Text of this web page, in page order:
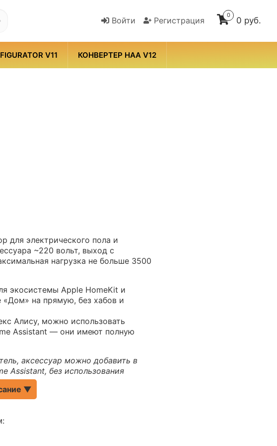
Войти Регистрация
0
0 руб.
V11 КОНВЕРТЕР HAA V12
для электрического пола и
~220 вольт, выход с
нагрузка не больше 3500
экосистемы Apple HomeKit и
«Дом» на прямую, без хабов и
Алису, можно использовать
Assistant — они имеют полную
аксессуар можно добавить в
Assistant, без использования
пола, инструкция
▼